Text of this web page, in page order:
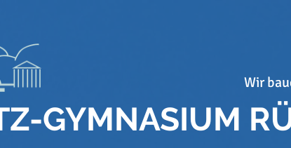
Wir
GYMNASIUM